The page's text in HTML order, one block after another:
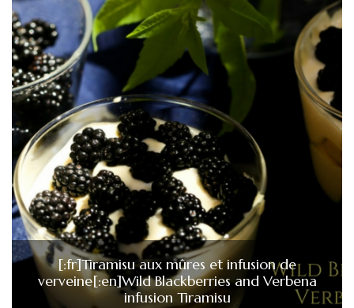
[:fr]Tiramisu aux mûres et infusion de
verveine[:en]Wild Blackberries and Verbena
infusion Tiramisu